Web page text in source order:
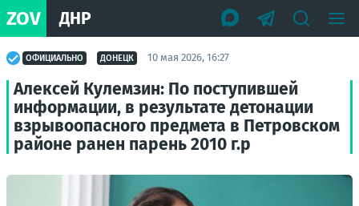
ZOV ДНР
ОФИЦИАЛЬНО ДОНЕЦК 10 мая 2026, 16:27
Алексей Кулемзин: По поступившей
информации, в результате детонации
взрывоопасного предмета в Петровском
районе ранен парень 2010 г.р